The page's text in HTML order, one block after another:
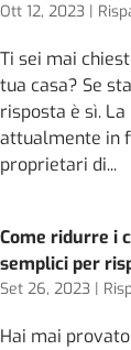
Ott 12, 2023 |
Ti sei mai
tua casa? Se
risposta è sì. La
attualmente in
proprietari di...
Come ridurre i
semplici per
Set 26, 2023 |
Hai mai